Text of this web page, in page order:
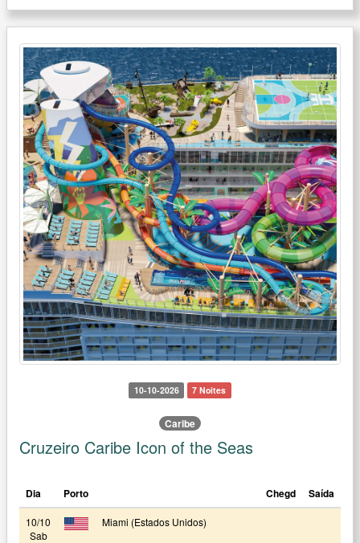
10-10-2026 7 Noites
Caribe
Cruzeiro Caribe Icon of the Seas
Dia Porto Chegd Saída
10/10
Sab
Miami (Estados Unidos)